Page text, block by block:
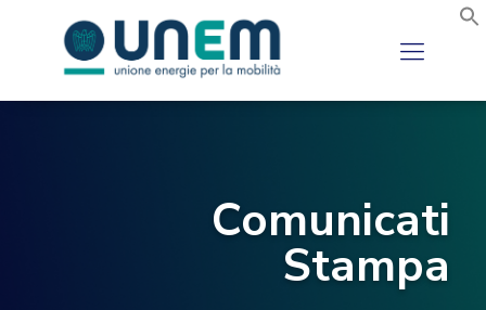
Comunicati
Stampa